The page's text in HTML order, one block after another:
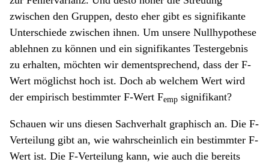
zwischen den Gruppen, desto eher gibt es signifikante
Unterschiede zwischen ihnen. Um unsere Nullhypothese
ablehnen zu können und ein signifikantes Testergebnis
zu erhalten, möchten wir dementsprechend, dass der F-
Wert möglichst hoch ist. Doch ab welchem Wert wird
der empirisch bestimmter F-Wert Femp signifikant?
Schauen wir uns diesen Sachverhalt graphisch an. Die F-
Verteilung gibt an, wie wahrscheinlich ein bestimmter F-
Wert ist. Die F-Verteilung kann, wie auch die bereits